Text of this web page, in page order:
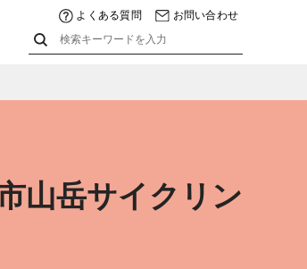
よくある質問 お問い合わせ
山岳サイクリン